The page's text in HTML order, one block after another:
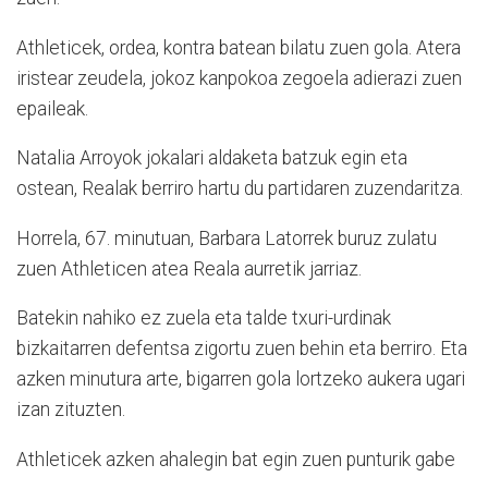
Athleticek, ordea, kontra batean bilatu zuen gola. Atera
iristear zeudela, jokoz kanpokoa zegoela adierazi zuen
epaileak.
Natalia Arroyok jokalari aldaketa batzuk egin eta
ostean, Realak berriro hartu du partidaren zuzendaritza.
Horrela, 67. minutuan, Barbara Latorrek buruz zulatu
zuen Athleticen atea Reala aurretik jarriaz.
Batekin nahiko ez zuela eta talde txuri-urdinak
bizkaitarren defentsa zigortu zuen behin eta berriro. Eta
azken minutura arte, bigarren gola lortzeko aukera ugari
izan zituzten.
Athleticek azken ahalegin bat egin zuen punturik gabe